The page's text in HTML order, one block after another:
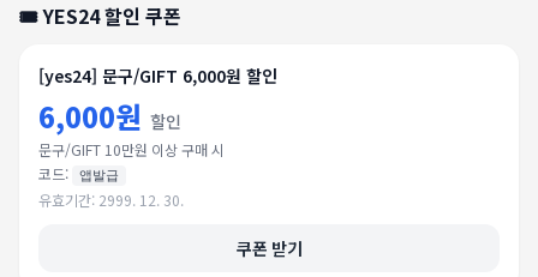
🎟️YES24할인 쿠폰
[yes24] 문구/GIFT 6,000원 할인
6,000원 할인
문구/GIFT 10만원 이상 구매 시
코드:
앱발급
유효기간: 2999. 12. 30.
쿠폰 받기